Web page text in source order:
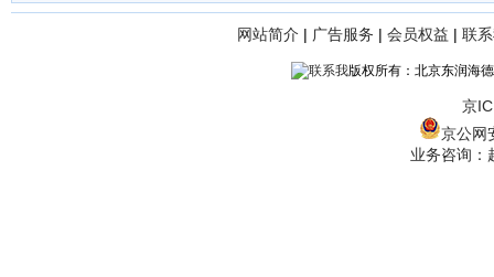
网站简介 | 广告服务 | 会员权益 | 联
版权所有：北京东润海
京
京公网
业务咨询：